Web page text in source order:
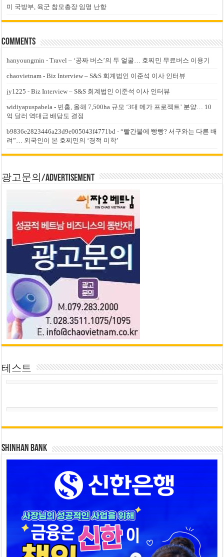
미 국방부, 육군 참모총장 임명 난항
Comments
hanyoungmin -Travel – ‘공짜 버스’의 두 얼굴… 호찌민 무료버스 이용기
chaovietnam -Biz Interview – S&S 회계법인 이준석 이사 인터뷰
jy1225 -Biz Interview – S&S 회계법인 이준석 이사 인터뷰
widiyapuspabela - 빈홈, 올해 7,500ha 규모 ‘3대 메가 프로젝트’ 분양… 10
억 달러 역대급 배당도 결정
b9836e2823446a23d9e005043f4771bd -“빨간불에 빵빵? 서구와는 다른 배
려”… 외국인이 본 호찌민의 ‘경적 미학’
광고문의/Advertisement
테스트
SHINHAN BANK